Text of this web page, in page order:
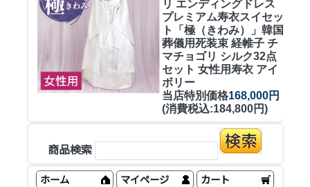
リ エンディングドレス
プレミアム寿衣スイセッ
ト「極（きわみ）」韓国
葬儀用死装束 経帷子 チ
マチョゴリ シルク32点
セット 女性用寿衣 アイ
ボリー
当店特別価格168,000円
(消費税込:184,800円)
商品検索
ホーム マイページ カート